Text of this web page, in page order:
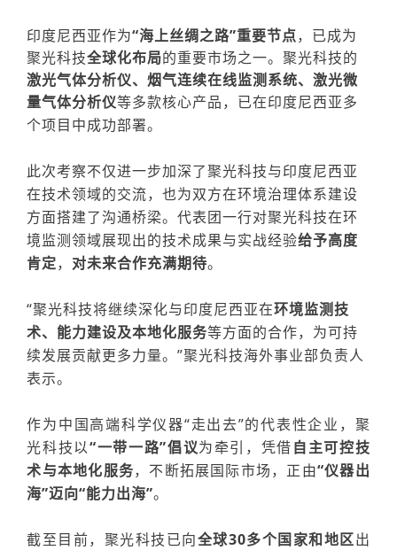
印度尼西亚作为“海上丝绸之路”重要节点， 已成为
聚光科技全球化布局的重要市场之一。聚光科技的
激光气体分析仪、烟气连续在线监测系统、激光微
量气体分析仪等多款核心产品，已在印度尼西亚多
个项目中成功部署。
此次考察不仅进一步加深了聚光科技与印度尼西亚
在技术领域的交流，也为双方在环境治理体系建设
方面搭建了沟通桥梁。代表团一行对聚光科技在环
境监测领域展现出的技术成果与实战经验给予高度
肯定， 对未来合作充满期待。
“聚光科技将继续深化与印度尼西亚在环境监测技
术、能力建设及本地化服务等方面的合作，为可持
续发展贡献更多力量。”聚光科技海外事业部负责人
表示。
作为中国高端科学仪器“走出去”的代表性企业 ， 聚
光科技以“一带一路”倡议为牵引，凭借自主可控技
术与本地化服务， 不断拓展国际市场，正由“仪器出
海”迈向“能力出海”。
截至目前，聚光科技已向全球30多个国家和地区出